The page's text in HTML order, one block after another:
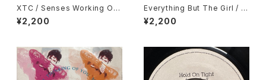
XTC / Senses Working Ov
ertime
¥2,200
Everything But The Girl / I
Don't Want To Talk About I
t
¥2,200